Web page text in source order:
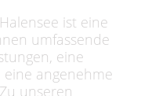
ist eine
umfassende
eine
angenehme
unseren